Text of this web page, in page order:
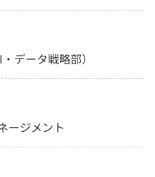
データ戦略部）
ージメント